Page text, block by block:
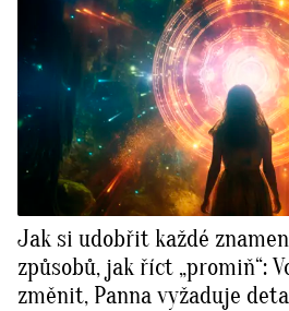
Jak si udobřit každé
způsobů, jak říct „promiň“:
změnit, Panna vyžaduje